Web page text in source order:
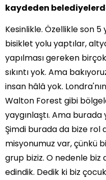
kaydeden
Kesinlikle. Özellikle son
bisiklet yolu yaptılar,
yapılması gereken
sıkıntı yok. Ama
insan hâlâ yok.
Walton Forest gibi
yaygınlaştı. Ama
Şimdi burada da bize rol
misyonumuz var, çünkü
grup biziz. O nedenle
edindik. Dedik ki biz